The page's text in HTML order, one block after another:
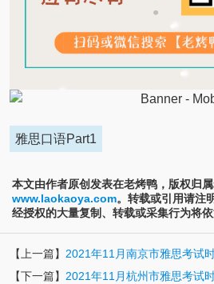
雅思口语Part1
本文由作者原创发表在老烤鸭，版权归
www.laokaoya.com。转载或引用请注
经授权的大量复制、转载或采集行为将依
【上一篇】 2021年11月南京市雅思考试
【下一篇】 2021年11月杭州市雅思考试